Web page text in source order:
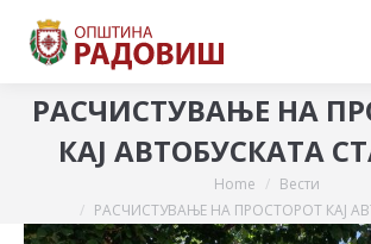
РАСЧИСТУВАЊЕ НА
КАЈ АВТОБУСКАТА
Home
Вести
РАСЧИСТУВАЊЕ НА ПРОСТОРОТ КАЈ